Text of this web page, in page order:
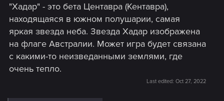
"Хадар" - это бета Центавра (Кентавра),
находящаяся в южном полушарии, самая
яркая звезда неба. Звезда Хадар изображена
на флаге Австралии. Может игра будет связана
с какими-то неизведанными землями, где
очень тепло.
Last edited: Oct 27, 2022